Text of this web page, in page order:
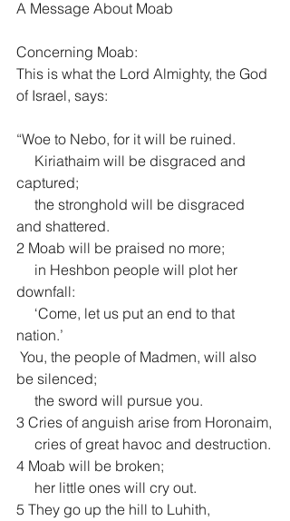
A Message About Moab
Concerning Moab:
This is what the Lord Almighty, the God
of Israel, says:
“Woe to Nebo, for it will be ruined.
captured;
and shattered.
2 Moab will be praised no more;
downfall:
nation.’
be silenced;
     the sword will pursue you.
3 Cries of anguish arise from Horonaim,
     cries of great havoc and destruction.
4 Moab will be broken;
     her little ones will cry out.
5 They go up the hill to Luhith,